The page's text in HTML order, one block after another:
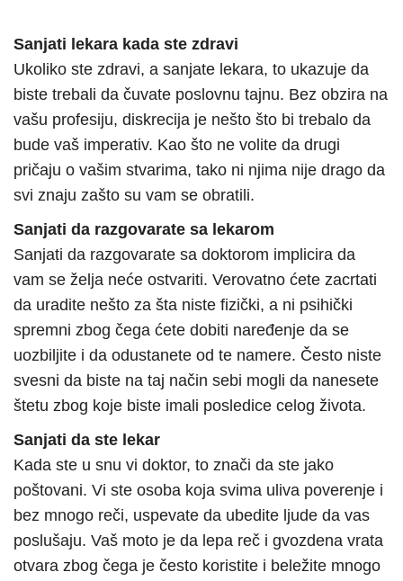
Sanjati lekara kada ste zdravi
Ukoliko ste zdravi, a sanjate lekara, to ukazuje da
biste trebali da čuvate poslovnu tajnu. Bez obzira na
vašu profesiju, diskrecija je nešto što bi trebalo da
bude vaš imperativ. Kao što ne volite da drugi
pričaju o vašim stvarima, tako ni njima nije drago da
svi znaju zašto su vam se obratili.
Sanjati da razgovarate sa lekarom
Sanjati da razgovarate sa doktorom implicira da
vam se želja neće ostvariti. Verovatno ćete zacrtati
da uradite nešto za šta niste fizički, a ni psihički
spremni zbog čega ćete dobiti naređenje da se
uozbiljite i da odustanete od te namere. Često niste
svesni da biste na taj način sebi mogli da nanesete
štetu zbog koje biste imali posledice celog života.
Sanjati da ste lekar
Kada ste u snu vi doktor, to znači da ste jako
poštovani. Vi ste osoba koja svima uliva poverenje i
bez mnogo reči, uspevate da ubedite ljude da vas
poslušaju. Vaš moto je da lepa reč i gvozdena vrata
otvara zbog čega je često koristite i beležite mnogo